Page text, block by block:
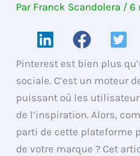
Par Franck Scandolera /6
Pinterest est bien plus
sociale. C’est un moteur
puissant où les
de l’inspiration. Alors,
parti de cette plateforme
de votre marque ? Cet